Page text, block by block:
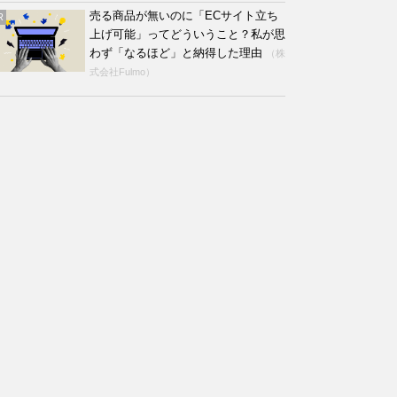
売る商品が無いのに「ECサイト立ち
上げ可能」ってどういうこと？私が思
わず「なるほど」と納得した理由
（株
式会社Fulmo）